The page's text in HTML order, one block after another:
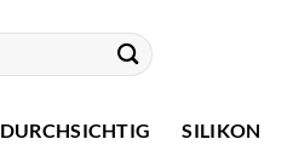
DURCHSICHTIG SILIKON